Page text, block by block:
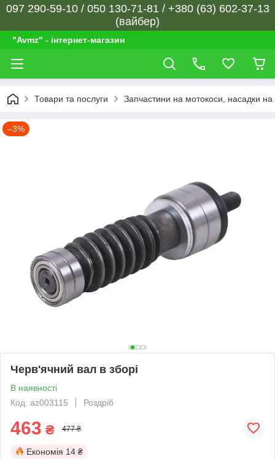
097 290-59-10 / 050 130-71-81 / +380 (63) 602-37-13
(вайбер)
"Avmz" - інтернет-магазин
Товари та послуги Запчастини на мотокоси, насадки
–3%
Черв'ячний вал в зборі
В наявності
Код: az003115
Роздріб
463 ₴ 477 ₴
Економія 14 ₴